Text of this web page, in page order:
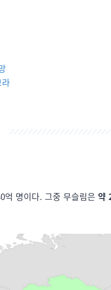
억 명이다. 그중 무슬림은 약